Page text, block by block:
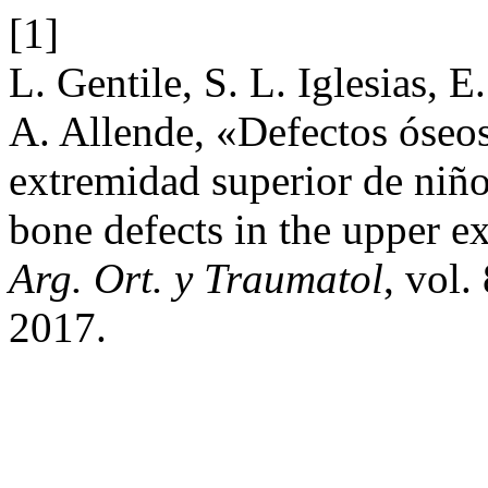
[1]
L. Gentile, S. L. Iglesias,
A. Allende, «Defectos
extremidad superior de
bone defects in the upper
Arg. Ort. y Traumatol, vol.
2017.